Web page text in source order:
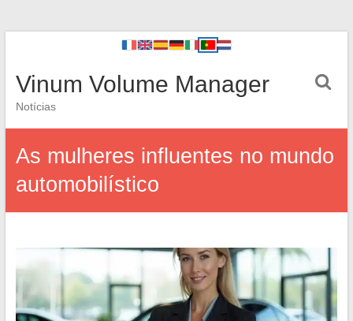
Vinum Volume Manager
Notícias
As mulheres influentes no mundo
automobilístico